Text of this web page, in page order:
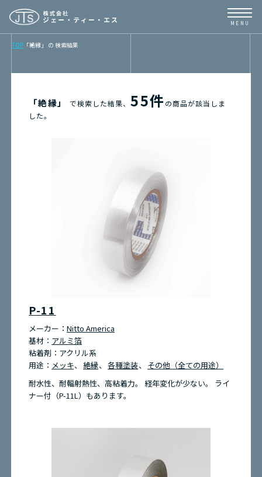
TOP
BUSINESS
環境問題への取り組み
サイトマップ
TOP「絶縁」 の 検索結果
「絶縁」 で検索した結果、55件の商品が該当しま
した。
P-11
メーカー：Nitto America
基材： アルミ箔
粘着剤： アクリル系
用途： メッキ 絶縁 各種塗装
その他（全ての用途）
耐水性、耐輻射熱性、高粘着力。 経年変化が少ない。 ライ
ナー付（P-11L）もあります。